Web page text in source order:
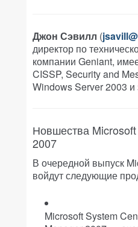
Джон Сэвилл (
директор по
компании Geniant,
CISSP, Security and
Windows Server 2003 и
Новшества
2007
В очередной выпуск
войдут следующие
Microsoft System